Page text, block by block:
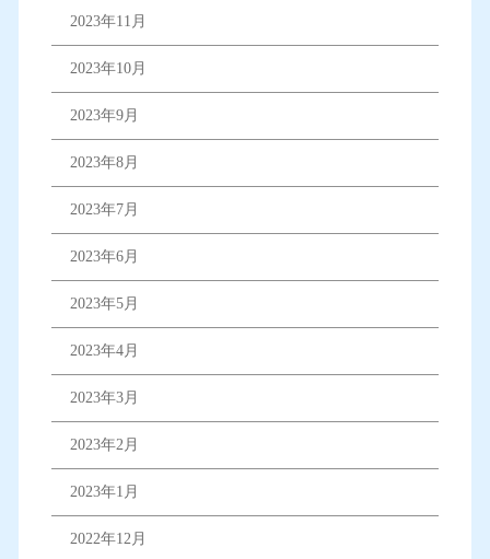
2023年11月
2023年10月
2023年9月
2023年8月
2023年7月
2023年6月
2023年5月
2023年4月
2023年3月
2023年2月
2023年1月
2022年12月